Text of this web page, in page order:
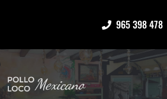
965 398 478